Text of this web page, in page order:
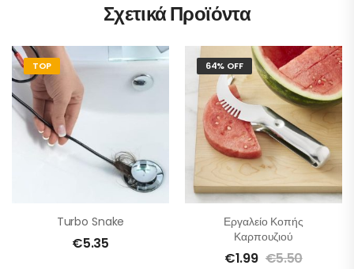
Σχετικά Προϊόντα
TOP
Turbo Snake
€5.35
64% OFF
Εργαλείο Κοπής
Καρπουζιού
€1.99 €5.50